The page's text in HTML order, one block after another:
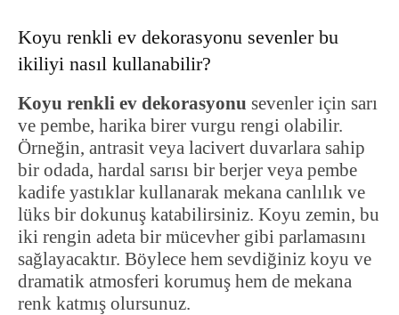
Koyu renkli ev dekorasyonu sevenler bu
ikiliyi nasıl kullanabilir?
Koyu renkli ev dekorasyonu sevenler için sarı
ve pembe, harika birer vurgu rengi olabilir.
Örneğin, antrasit veya lacivert duvarlara sahip
bir odada, hardal sarısı bir berjer veya pembe
kadife yastıklar kullanarak mekana canlılık ve
lüks bir dokunuş katabilirsiniz. Koyu zemin, bu
iki rengin adeta bir mücevher gibi parlamasını
sağlayacaktır. Böylece hem sevdiğiniz koyu ve
dramatik atmosferi korumuş hem de mekana
renk katmış olursunuz.